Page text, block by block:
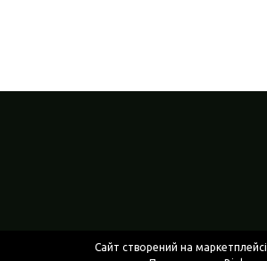
Сайт створений на маркетплейсі